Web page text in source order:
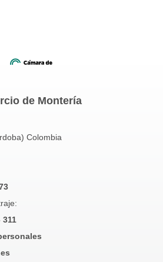
de Montería
Colombia
311